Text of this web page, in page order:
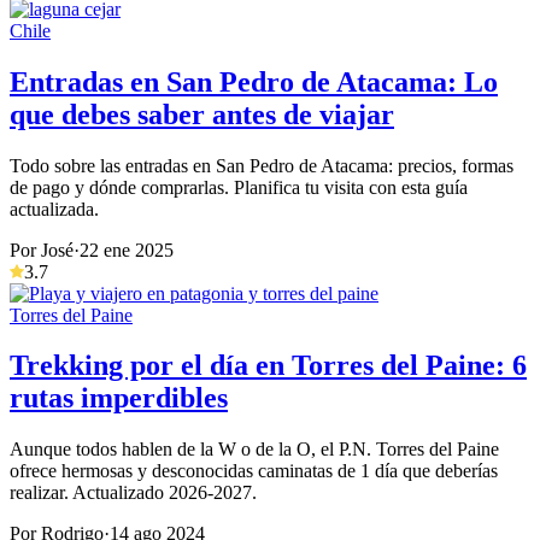
Chile
Entradas en San Pedro de Atacama: Lo
que debes saber antes de viajar
Todo sobre las entradas en San Pedro de Atacama: precios, formas
de pago y dónde comprarlas. Planifica tu visita con esta guía
actualizada.
Por José·22 ene 2025
3.7
Torres del Paine
Trekking por el día en Torres del Paine: 6
rutas imperdibles
Aunque todos hablen de la W o de la O, el P.N. Torres del Paine
ofrece hermosas y desconocidas caminatas de 1 día que deberías
realizar. Actualizado 2026-2027.
Por Rodrigo·14 ago 2024